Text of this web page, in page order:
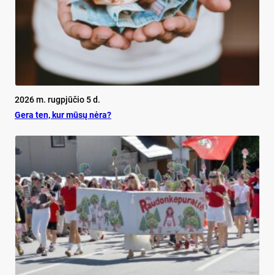
2026 m. rugpjūčio 5 d.
Ge­ra ten, kur mū­sų nė­ra?